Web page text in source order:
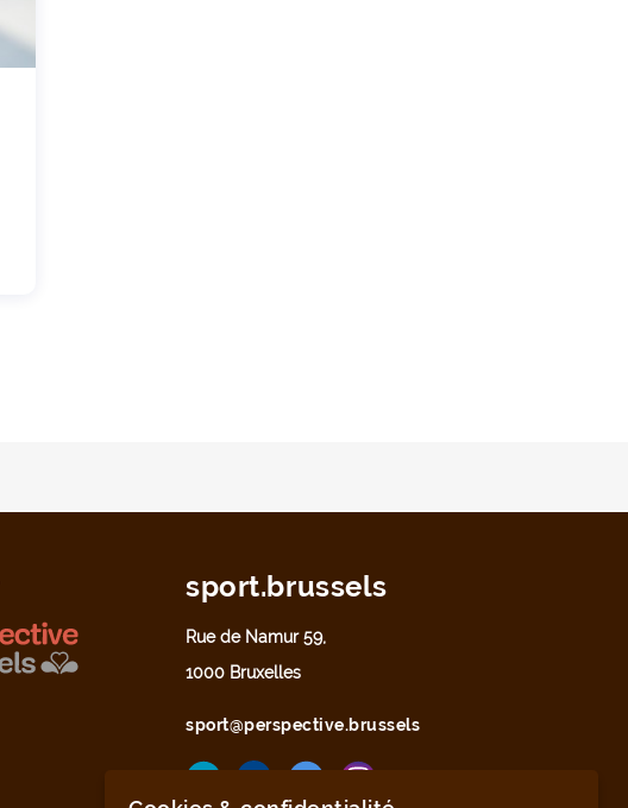
sport.brussels
Rue de Namur 59,
1000 Bruxelles
sport@perspective.brussels